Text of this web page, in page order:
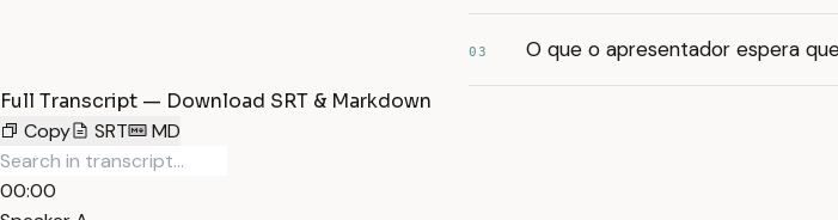
03 O que o apresentador espera
Full Transcript — Download SRT & Markdown
Copy
SRT MD
00:00